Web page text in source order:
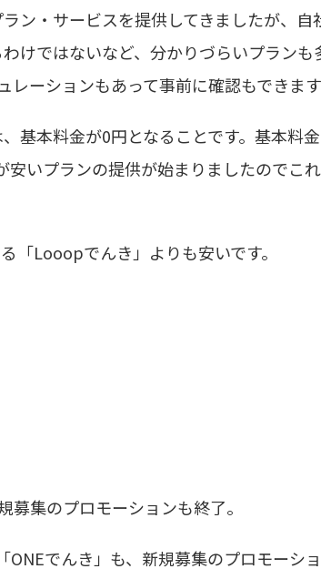
ン・サービスを提供してきましたが、自
けではないなど、分かりづらいプランも
ーションもあって事前に確認もできま
基本料金が0円となることです。基本料
いプランの提供が始まりましたのでこ
「Looopでんき」よりも安いです。
集のプロモーションも終了。
でんき」も、新規募集のプロモーシ